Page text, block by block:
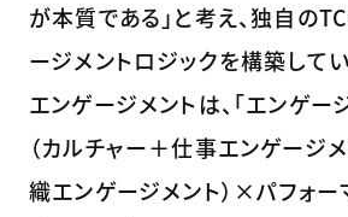
が本質である」と考え、独自の
ージメントロジックを構築して
エンゲージメントは、「エンゲー
（カルチャー＋仕事エンゲージ
織エンゲージメント）×パフォー